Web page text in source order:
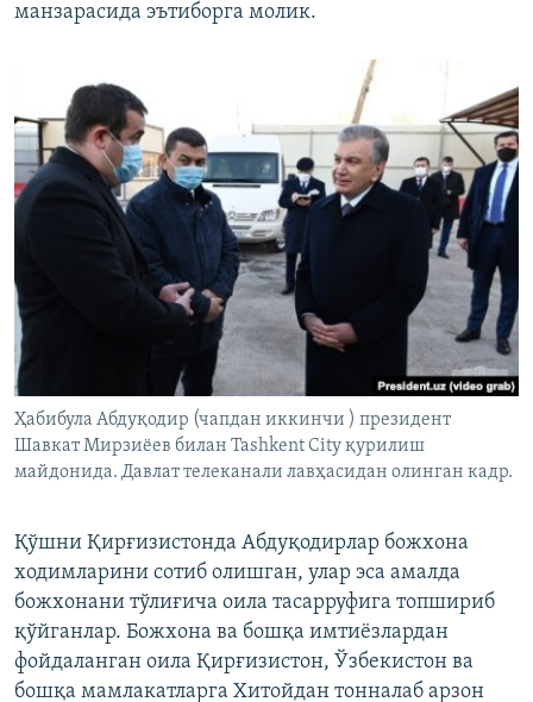
манзарасида эътиборга молик.
Ҳабибула Абдуқодир (чапдан иккинчи ) президент
Шавкат Мирзиёев билан Tashkent City қурилиш
майдонида. Давлат телеканали лавҳасидан олинган кадр.
Қўшни Қирғизистонда Абдуқодирлар божхона
ходимларини сотиб олишган, улар эса амалда
божхонани тўлиғича оила тасарруфига топшириб
қўйганлар. Божхона ва бошқа имтиёзлардан
фойдаланган оила Қирғизистон, Ўзбекистон ва
бошқа мамлакатларга Хитойдан тонналаб арзон